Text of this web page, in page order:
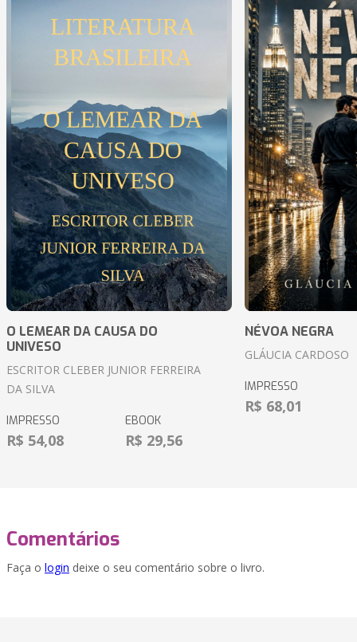
O LEMEAR DA CAUSA DO
UNIVESO
ESCRITOR CLEBER JUNIOR FERREIRA
DA SILVA
IMPRESSO
R$ 54,08
EBOOK
R$ 29,56
NÉVOA NEGRA
GLÁUCIA CARDOSO
IMPRESSO
R$ 68,01
Comentários
Faça o login deixe o seu comentário sobre o livro.